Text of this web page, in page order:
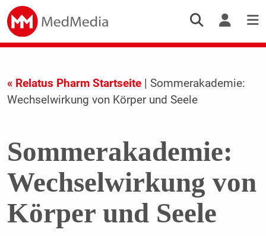
« Relatus Pharm Startseite| Sommerakademie:
Wechselwirkung von Körper und Seele
Sommerakademie:
Wechselwirkung von
Körper und Seele